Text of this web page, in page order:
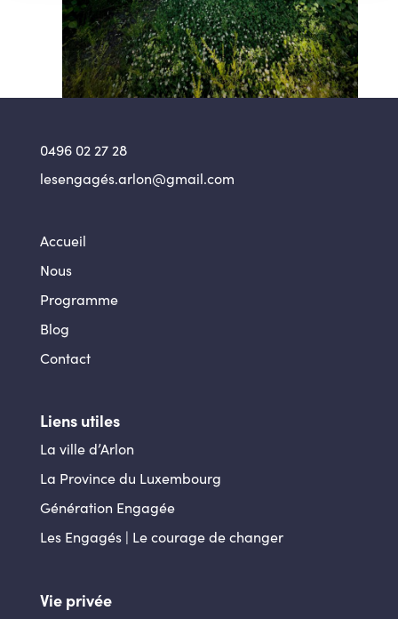
0496 02 27 28
lesengagés.arlon@gmail.com
Accueil
Nous
Programme
Blog
Contact
Liens utiles
La ville d’Arlon
La Province du Luxembourg
Génération Engagée
Les Engagés | Le courage de changer
Vie privée